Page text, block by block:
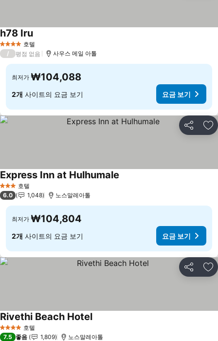
4 성급 호텔
h78 Iru요금 보기
/ 평점 없음 사우스 메일 아톨
최저가 ₩104,088
2개 사이트의 요금 보기 요금 보기
공유 즐
3 성급 호텔
Express Inn at Hulhumale
6.0 1,048 노스말레아톨
최저가 ₩104,804
2개 사이트의 요금 보기 요금 보기
공유 즐
4 성급 호텔
Rivethi Beach Hotel요금 보기
7.5 좋음 1,809 노스말레아톨